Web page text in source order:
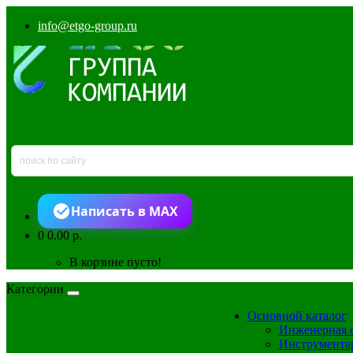
info@etgo-group.ru
Написать в MAX
00.00 р.
В корзине пусто!
Категории
Основной каталог
Инженерная